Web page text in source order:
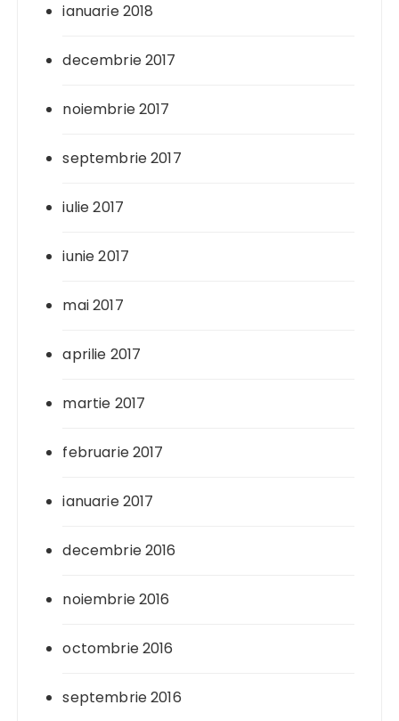
ianuarie 2018
decembrie 2017
noiembrie 2017
septembrie 2017
iulie 2017
iunie 2017
mai 2017
aprilie 2017
martie 2017
februarie 2017
ianuarie 2017
decembrie 2016
noiembrie 2016
octombrie 2016
septembrie 2016